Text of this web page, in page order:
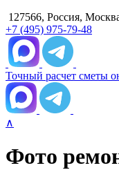
127566, Россия,
+7 (495) 975-79-48
Точный расчет сметы
∧
Фото